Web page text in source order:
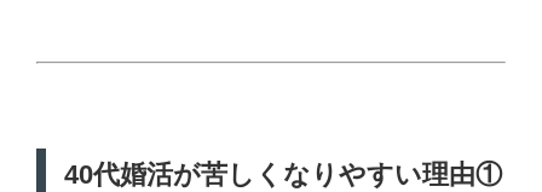
40代婚活が苦しくなりやすい理由①